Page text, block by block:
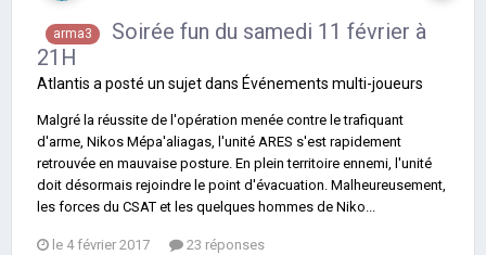
arma3
Soirée fun du samedi 11 février à
21H
Atlantis a posté un sujet dans Événements multi-joueurs
Malgré la réussite de l'opération menée contre le trafiquant
d'arme, Nikos Mépa'aliagas, l'unité ARES s'est rapidement
retrouvée en mauvaise posture. En plein territoire ennemi, l'unité
doit désormais rejoindre le point d'évacuation. Malheureusement,
les forces du CSAT et les quelques hommes de Niko...
le 4 février 2017 23 réponses